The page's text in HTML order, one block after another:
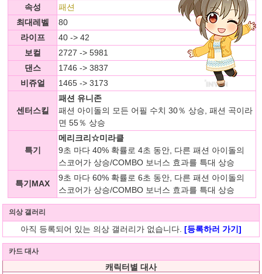
속성
패션
최대레벨
80
라이프
40 -> 42
보컬
2727 -> 5981
댄스
1746 -> 3837
비쥬얼
1465 -> 3173
센터스킬
패션 유니존
패션 아이돌의 모든 어필 수치 30％ 상승, 패션 곡이라
면 55％ 상승
특기
메리크리☆미라클
9초 마다 40% 확률로 4초 동안, 다른 패션 아이돌의
스코어가 상승/COMBO 보너스 효과를 특대 상승
특기MAX
9초 마다 60% 확률로 6초 동안, 다른 패션 아이돌의
스코어가 상승/COMBO 보너스 효과를 특대 상승
의상 갤러리
아직 등록되어 있는 의상 갤러리가 없습니다. [등록하러 가기]
카드 대사
캐릭터별 대사